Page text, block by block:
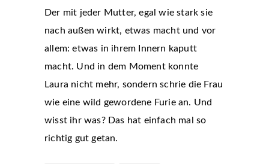
Der mit jeder Mutter, egal wie stark sie
nach außen wirkt, etwas macht und vor
allem: etwas in ihrem Innern kaputt
macht. Und in dem Moment konnte
Laura nicht mehr, sondern schrie die Frau
wie eine wild gewordene Furie an. Und
wisst ihr was? Das hat einfach mal so
richtig gut getan.